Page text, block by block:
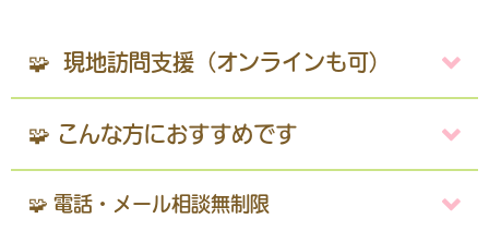
🧩 現地訪問支援（オンラインも可）
🧩 こんな方におすすめです
🧩 電話・メール相談無制限